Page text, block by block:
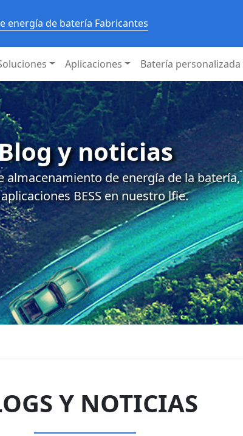
energía de batería Fabricantes
Aplicaciones Batería personalizada
y noticias
de energía de la
BESS en nuestro lfie.
Y NOTICIAS